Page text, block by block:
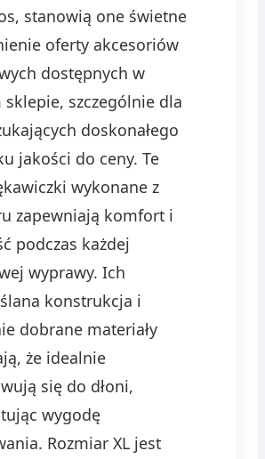
stanowią one świetne
oferty akcesoriów
dostępnych w
sklepie, szczególnie dla
doskonałego
jakości do ceny. Te
wykonane z
zapewniają komfort i
podczas każdej
wyprawy. Ich
konstrukcja i
dobrane materiały
że idealnie
się do dłoni,
wygodę
Rozmiar XL jest